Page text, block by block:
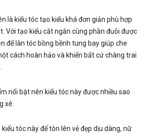
là kiểu tóc tạo kiểu khá đơn giản phù hợp
Với tạo kiểu cắt ngắn cùng phần đuôi được
để làn tóc bồng bềnh tung bay giúp che
cách hoàn hảo và khiến bất cứ chàng trai
nổi bật nên kiểu tóc này được nhiều sao
xê.
tóc này để tôn lên vẻ đẹp dịu dàng, nữ